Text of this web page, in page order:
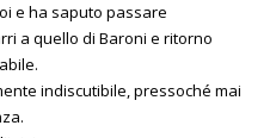
e ha saputo passare
a quello di Baroni e ritorno
indiscutibile, pressoché mai